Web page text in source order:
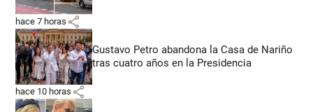
hace 7 horas share
Gustavo Petro abandona la Casa de Nariño
tras cuatro años en la Presidencia
hace 10 horas share